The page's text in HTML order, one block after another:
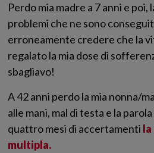
Perdo mia madre a 7 anni e poi,
problemi che ne sono
erroneamente credere che la
regalato la mia dose di
sbagliavo!
A 42 anni perdo la mia nonna/
alle mani, mal di testa e la
quattro mesi di accertamenti
multipla.